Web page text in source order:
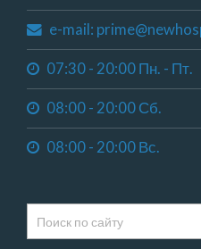
e-mail:
07:30 - 20:00 Пн. - Пт.
08:00 - 20:00 Сб.
08:00 - 20:00 Вс.